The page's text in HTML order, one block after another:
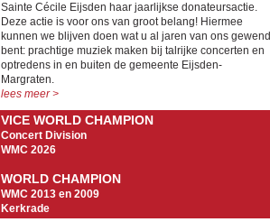
Sainte Cécile Eijsden haar jaarlijkse donateursactie.
Deze actie is voor ons van groot belang! Hiermee
kunnen we blijven doen wat u al jaren van ons gewend
bent: prachtige muziek maken bij talrijke concerten en
optredens in en buiten de gemeente Eijsden-
Margraten.
lees meer >
VICE WORLD CHAMPION
Concert Division
WMC 2026
WORLD CHAMPION
WMC 2013 en 2009
Kerkrade